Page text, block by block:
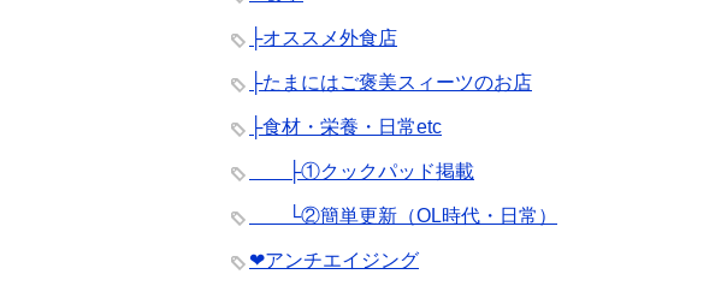
├オススメ外食店
├たまにはご褒美スィーツのお店
├食材・栄養・日常etc
├①クックパッド掲載
└②簡単更新（OL時代・日常）
❤︎アンチエイジング